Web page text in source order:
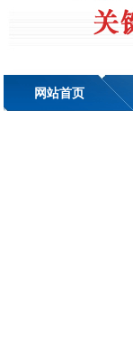
网站首页